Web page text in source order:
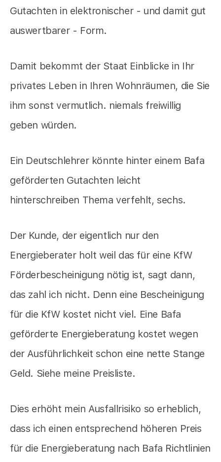
Gutachten in elektronischer - und damit gut
auswertbarer - Form.
Damit bekommt der Staat Einblicke in Ihr
privates Leben in Ihren Wohnräumen, die Sie
ihm sonst vermutlich. niemals freiwillig
geben würden.
Ein Deutschlehrer könnte hinter einem Bafa
geförderten Gutachten leicht
hinterschreiben Thema verfehlt, sechs.
Der Kunde, der eigentlich nur den
Energieberater holt weil das für eine KfW
Förderbescheinigung nötig ist, sagt dann,
das zahl ich nicht. Denn eine Bescheinigung
für die KfW kostet nicht viel. Eine Bafa
geförderte Energieberatung kostet wegen
der Ausführlichkeit schon eine nette Stange
Geld. Siehe meine Preisliste.
Dies erhöht mein Ausfallrisiko so erheblich,
dass ich einen entsprechend höheren Preis
für die Energieberatung nach Bafa Richtlinien